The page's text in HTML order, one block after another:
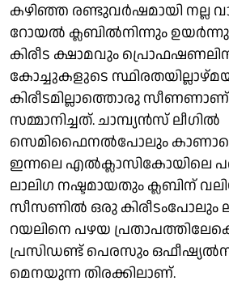
കഴിഞ്ഞ രണ്ടുവർഷമായി നല്ല
റോയൽ ക്ലബിൽനിന്നും
കിരീട ക്ഷാമവും
കോച്ചുകളുടെ
കിരീടമില്ലാത്തൊരു
സമ്മാനിച്ചത്. ചാമ്പ്യൻസ് ലീ​ഗിൽ
സെമിഫൈനൽപോലും
ഇന്നലെ എൽക്ലാസികോയിലെ
ലാലി​ഗ നഷ്ടമായതും ക്ലബിന്
സീസണിൽ ഒരു കിരീടംപോലും
റയലിനെ പഴയ
പ്രസിഡണ്ട് പെരസും
മെനയുന്ന തിരക്കിലാണ്.